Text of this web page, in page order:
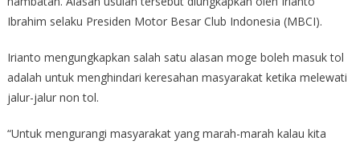
Ibrahim selaku Presiden Motor Besar Club Indonesia (MBCI).
Irianto mengungkapkan salah satu alasan moge boleh masuk tol
adalah untuk menghindari keresahan masyarakat ketika melewati
jalur-jalur non tol.
“Untuk mengurangi masyarakat yang marah-marah kalau kita